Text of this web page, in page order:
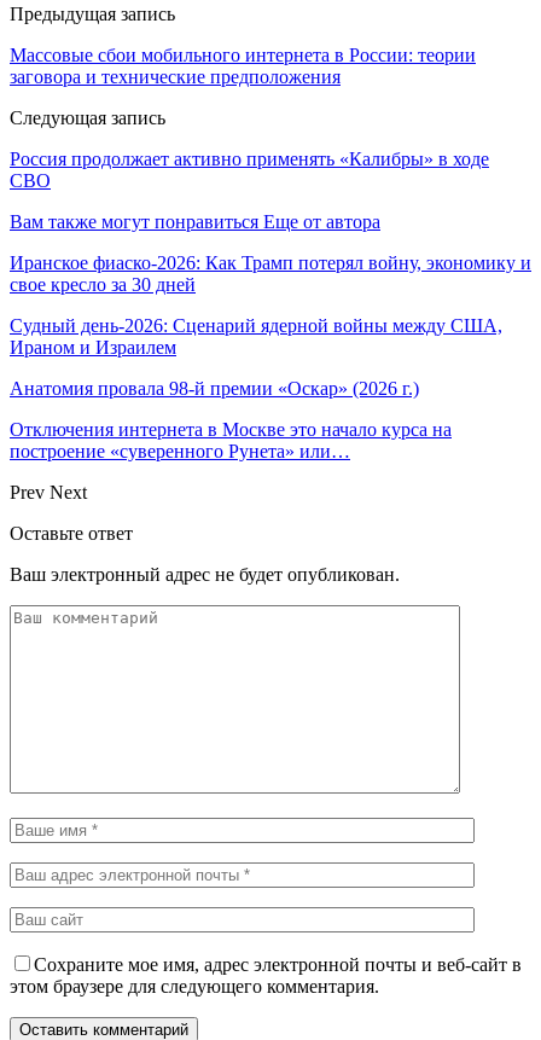
Предыдущая запись
Массовые сбои мобильного интернета в России: теории
заговора и технические предположения
Следующая запись
Россия продолжает активно применять «Калибры» в ходе
СВО
Вам также могут понравиться Еще от автора
Иранское фиаско-2026: Как Трамп потерял войну, экономику и
свое кресло за 30 дней
Судный день-2026: Сценарий ядерной войны между США,
Ираном и Израилем
Анатомия провала 98-й премии «Оскар» (2026 г.)
Отключения интернета в Москве это начало курса на
построение «суверенного Рунета» или…
Prev Next
Оставьте ответ
Ваш электронный адрес не будет опубликован.
Сохраните мое имя, адрес электронной почты и веб-сайт в
этом браузере для следующего комментария.